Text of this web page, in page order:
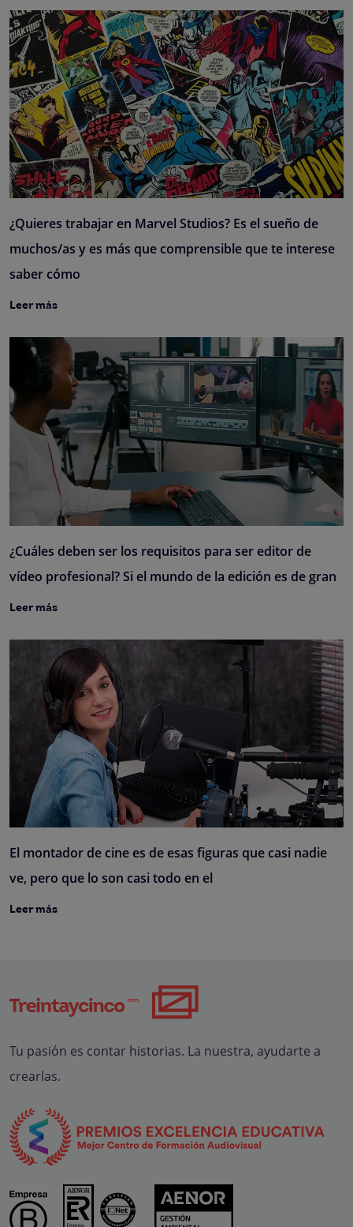
¿Quieres trabajar en Marvel Studios? Es el sueño de
muchos/as y es más que comprensible que te interese
saber cómo
Leer más
¿Cuáles deben ser los requisitos para ser editor de
vídeo profesional? Si el mundo de la edición es de gran
Leer más
El montador de cine es de esas figuras que casi nadie
ve, pero que lo son casi todo en el
Leer más
Tu pasión es contar historias. La nuestra, ayudarte a
crearlas.